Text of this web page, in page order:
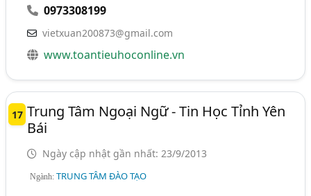
0973308199
vietxuan200873@gmail.com
www.toantieuhoconline.vn
17 Trung Tâm Ngoại Ngữ - Tin Học Tỉnh Yên
Bái
Ngày cập nhật gần nhất: 23/9/2013
Ngành:TRUNG TÂM ĐÀO TẠO